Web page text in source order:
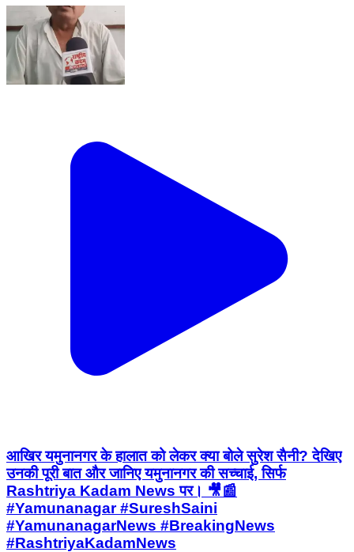
आखिर यमुनानगर के हालात को लेकर क्या बोले सुरेश सैनी? देखिए
उनकी पूरी बात और जानिए यमुनानगर की सच्चाई, सिर्फ
Rashtriya Kadam News पर। 🎥📰
#Yamunanagar #SureshSaini
#YamunanagarNews #BreakingNews
#RashtriyaKadamNews